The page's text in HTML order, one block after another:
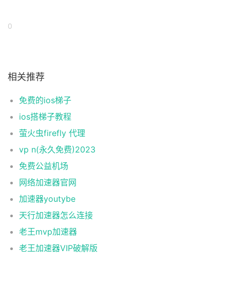
0
相关推荐
免费的ios梯子
ios搭梯子教程
萤火虫firefly 代理
vp n(永久免费)2023
免费公益机场
网络加速器官网
加速器youtybe
天行加速器怎么连接
老王mvp加速器
老王加速器VIP破解版